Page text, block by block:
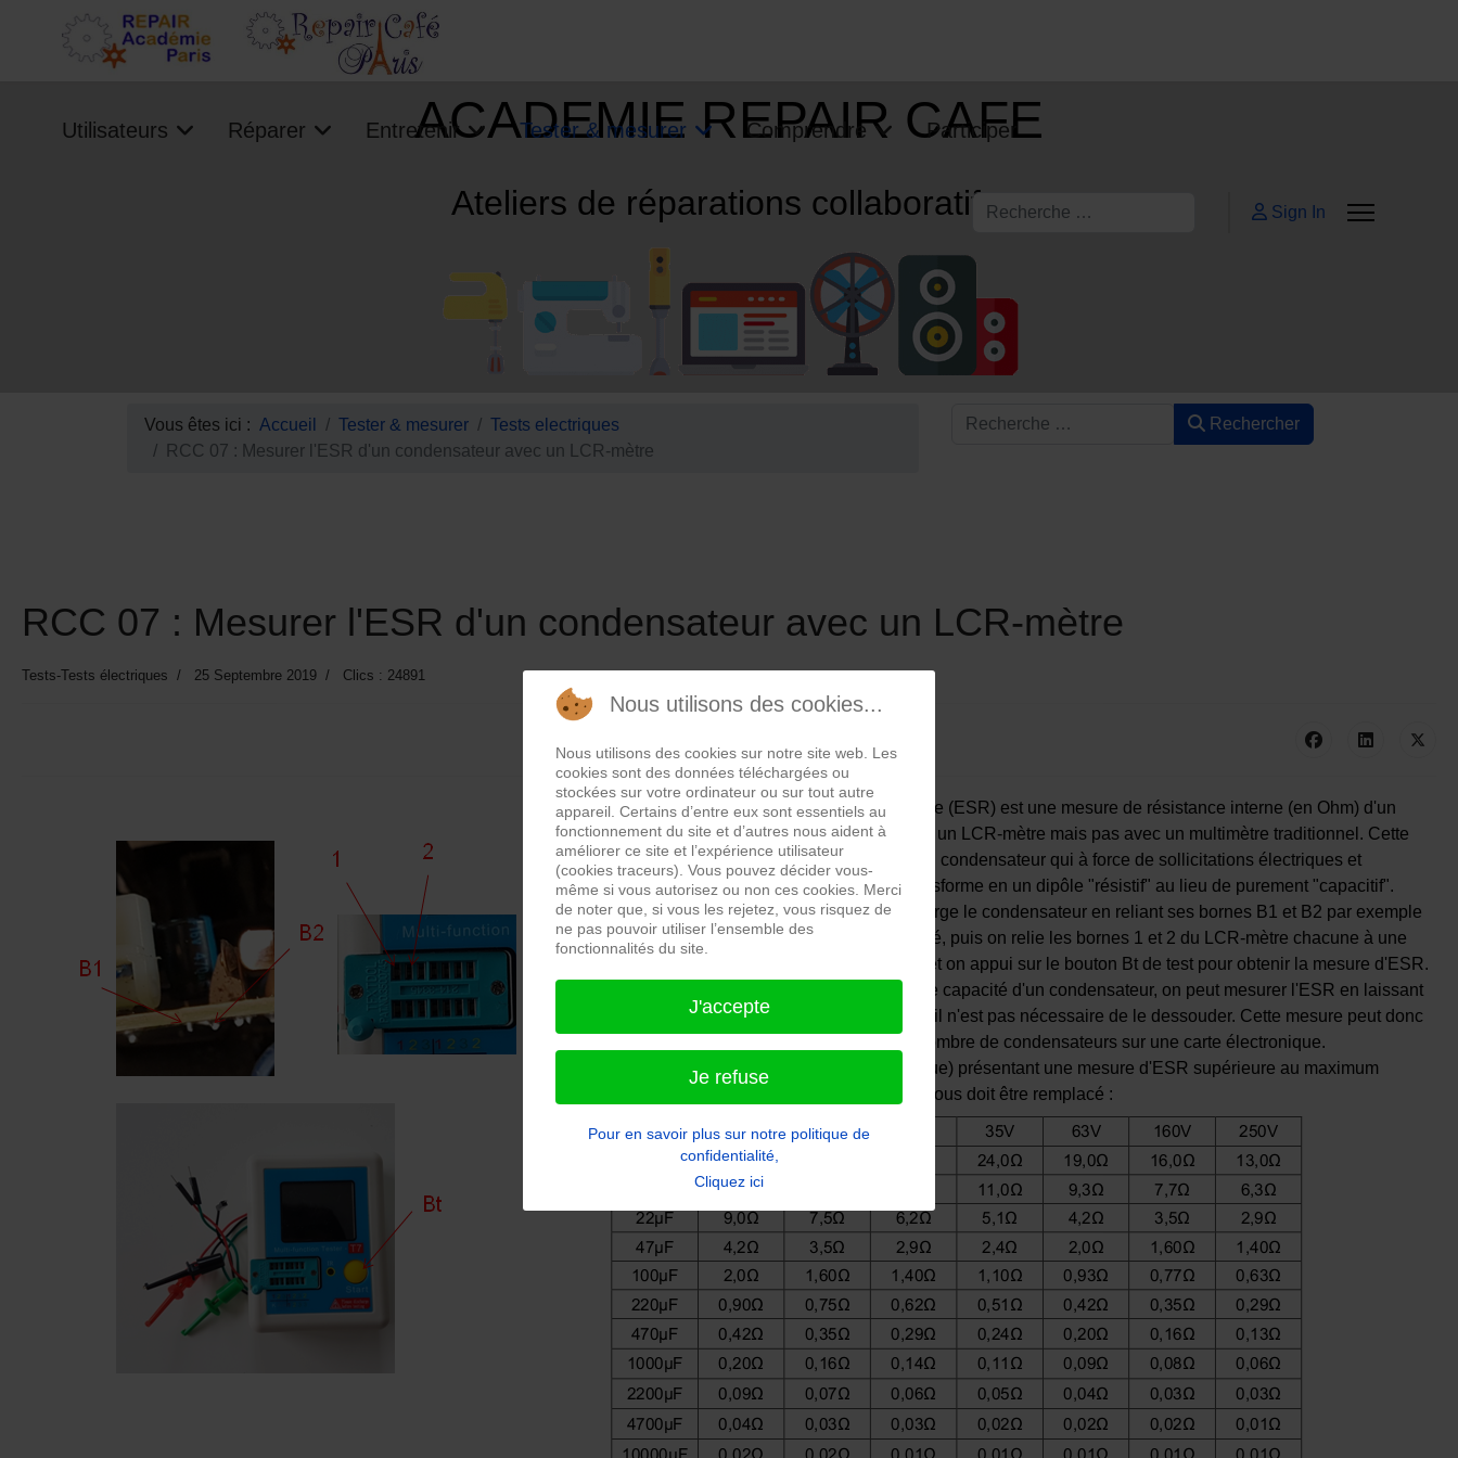
Utilisateurs Réparer Entretenir Tester & mesurer Comprendre Participer
Rechercher Sign In
ACADEMIE REPAIR CAFE
Ateliers de réparations collaboratifs
Vous êtes ici : Accueil Tester & mesurer
Tests electriques
RCC 07 : Mesurer l'ESR d'un condensateur avec un LCR-mètre
Rechercher
RCC 07 : Mesurer l'ESR d'un condensateur avec un LCR-mètre
Tests-Tests électriques 25 Septembre 2019 Clics : 24891
Une mesure de résistance série équivalente (ESR) est une mesure de résistance interne (en Ohm) d'un
condensateur, le test peut être réalisé avec un LCR-mètre mais pas avec un multimètre traditionnel. Cette
résistance interne caractérise une usure du condensateur qui à force de sollicitations électriques et
thermiques développe une ESR qui le transforme en un dipôle "résistif" au lieu de purement "capacitif".
Pour réaliser une mesure d'ESR, on décharge le condensateur en reliant ses bornes B1 et B2 par exemple
en utilisant une pince avec un manche isolé, puis on relie les bornes 1 et 2 du LCR-mètre chacune à une
borne B1, B2 respective du condensateur et on appui sur le bouton Bt de test pour obtenir la mesure d'ESR.
En particulier, contrairement à la mesure de capacité d'un condensateur, on peut mesurer l'ESR en laissant
le condensateur dans un circuit électrique, il n'est pas nécessaire de le dessouder. Cette mesure peut donc
permettre de tester rapidement un grand nombre de condensateurs sur une carte électronique.
Un condensateur électrolytique (dit chimique) présentant une mesure d'ESR supérieure au maximum
acceptable indiqué dans le tableau ci-dessous doit être remplacé :
Nous utilisons des cookies...
Nous utilisons des cookies sur notre site web. Les
cookies sont des données téléchargées ou
stockées sur votre ordinateur ou sur tout autre
appareil. Certains d’entre eux sont essentiels au
fonctionnement du site et d’autres nous aident à
améliorer ce site et l’expérience utilisateur
(cookies traceurs). Vous pouvez décider vous-
même si vous autorisez ou non ces cookies. Merci
de noter que, si vous les rejetez, vous risquez de
ne pas pouvoir utiliser l’ensemble des
fonctionnalités du site.
J'accepte
Je refuse
Pour en savoir plus sur notre politique de
confidentialité,
Cliquez ici